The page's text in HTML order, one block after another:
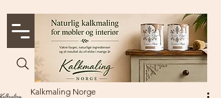
Kalkmaling Norge